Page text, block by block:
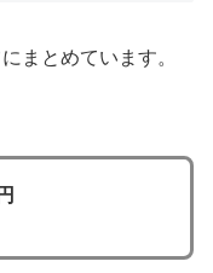
まとめています。